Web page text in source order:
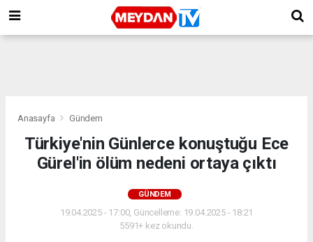
Anasayfa Gündem
Türkiye'nin Günlerce konuştuğu Ece
Gürel'in ölüm nedeni ortaya çıktı
GÜNDEM
19.04.2025 - 17:00, Güncelleme: 19.04.2025 - 18:21
5591+ kez okundu.